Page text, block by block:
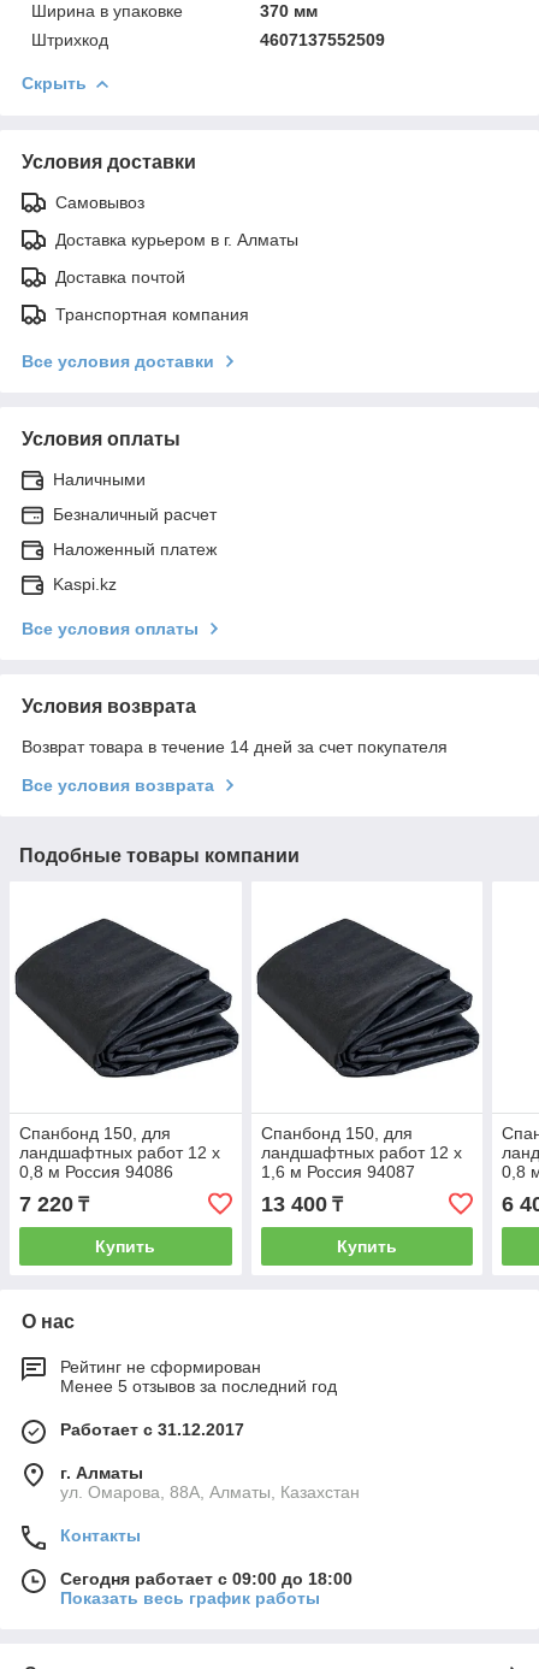
Ширинa в упаковке
370 мм
Штрихкод
4607137552509
Скрыть
Условия доставки
Самовывоз
Доставка курьером в г. Алматы
Доставка почтой
Транспортная компания
Все условия доставки
Условия оплаты
Наличными
Безналичный расчет
Наложенный платеж
Kaspi.kz
Все условия оплаты
Условия возврата
Возврат товара в течение 14 дней за счет покупателя
Все условия возврата
Подобные товары компании
Спанбонд 150, для
ландшафтных работ 12 х
0,8 м Россия 94086
7 220 ₸
Купить
Спанбонд 150, для
ландшафтных работ 12 х
1,6 м Россия 94087
13 400₸
Купить
0,8
6
О нас
Рейтинг не сформирован
Менее 5 отзывов за последний год
Работает с 31.12.2017
г. Алматы
ул. Омарова, 88А, Алматы, Казахстан
Контакты
Сегодня работает с 09:00 до 18:00
Показать весь график работы